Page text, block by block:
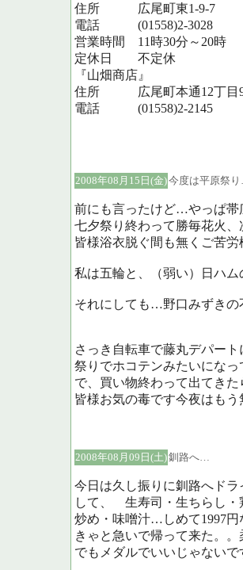
住所 広尾町東1-9-7
電話 (01558)2-3028
営業時間 11時30分～20時
定休日 不定休
『山畑商店』
住所 広尾町本通12丁目
電話 (01558)2-2145
2008年08月15日(金)今度は平原祭
前にも言ったけど…やっぱ帯
七夕祭り終わって勝毎花火
皆様浴衣脱ぐ間も無くご苦労
私は五輪と、（弱い）日ハ
それにしても…野口みずき
さっき自転車で藤丸デパー
祭りでホコテンみたいにな
で、買い物終わって出てき
皆様お気の毒です今夜はも
2008年08月09日(土)釧路へ…
今日は久し振りに釧路へド
して、 生寿司・生ちらし・
炒め・味噌汁…しめて1997
きゃと急いで帰って来た。
でもメダルでいいじゃないで